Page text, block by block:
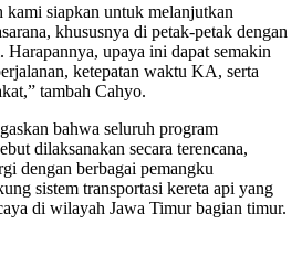
kami siapkan untuk melanjutkan
khususnya di petak-petak dengan
Harapannya, upaya ini dapat semakin
ketepatan waktu KA, serta
tambah Cahyo.
bahwa seluruh program
dilaksanakan secara terencana,
dengan berbagai pemangku
sistem transportasi kereta api yang
di wilayah Jawa Timur bagian timur.